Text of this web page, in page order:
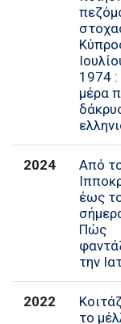
1974 :
μέρα
2024
Από
έως
Πώς
την
2022
το